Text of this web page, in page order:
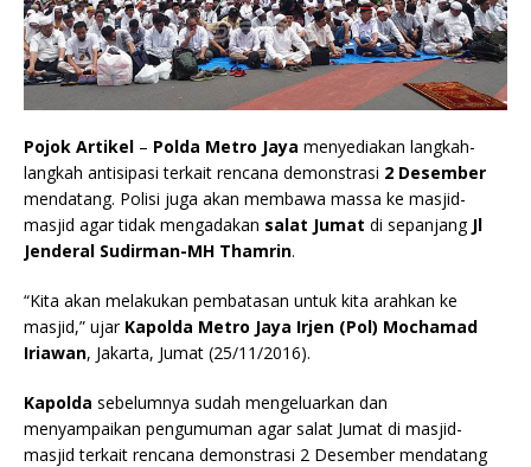
Pojok Artikel – Polda Metro Jaya menyediakan langkah-
langkah antisipasi terkait rencana demonstrasi 2 Desember
mendatang. Polisi juga akan membawa massa ke masjid-
masjid agar tidak mengadakan salat Jumat di sepanjang Jl
Jenderal Sudirman-MH Thamrin.
“Kita akan melakukan pembatasan untuk kita arahkan ke
masjid,” ujar Kapolda Metro Jaya Irjen (Pol) Mochamad
Iriawan, Jakarta, Jumat (25/11/2016).
Kapolda sebelumnya sudah mengeluarkan dan
menyampaikan pengumuman agar salat Jumat di masjid-
masjid terkait rencana demonstrasi 2 Desember mendatang